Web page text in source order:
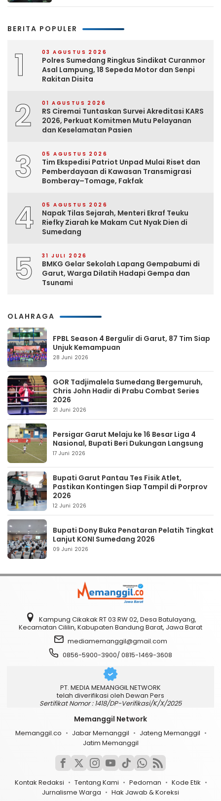
BERITA POPULER
1 03 AGUSTUS 2026
Polres Sumedang Ringkus Sindikat Curanmor
Asal Lampung, 18 Sepeda Motor dan Senpi
Rakitan Disita
2 01 AGUSTUS 2026
RS Ciremai Tuntaskan Survei Akreditasi KARS
2026, Perkuat Komitmen Mutu Pelayanan
dan Keselamatan Pasien
3 05 AGUSTUS 2026
Tim Ekspedisi Patriot Unpad Mulai Riset dan
Pemberdayaan di Kawasan Transmigrasi
Bomberay–Tomage, Fakfak
4 05 AGUSTUS 2026
Napak Tilas Sejarah, Menteri Ekraf Teuku
Riefky Ziarah ke Makam Cut Nyak Dien di
Sumedang
5 31 JULI 2026
BMKG Gelar Sekolah Lapang Gempabumi di
Garut, Warga Dilatih Hadapi Gempa dan
Tsunami
OLAHRAGA
FPBL Season 4 Bergulir di Garut, 87 Tim Siap
Unjuk Kemampuan
28 Juni 2026
GOR Tadjimalela Sumedang Bergemuruh,
Chris John Hadir di Prabu Combat Series
2026
21 Juni 2026
Persigar Garut Melaju ke 16 Besar Liga 4
Nasional, Bupati Beri Dukungan Langsung
17 Juni 2026
Bupati Garut Pantau Tes Fisik Atlet,
Pastikan Kontingen Siap Tampil di Porprov
2026
12 Juni 2026
Bupati Dony Buka Penataran Pelatih Tingkat
Lanjut KONI Sumedang 2026
09 Juni 2026
Kampung Cikakak RT 03 RW 02, Desa Batulayang,
Kecamatan Cililin, Kabupaten Bandung Barat, Jawa Barat
mediamemanggil@gmail.com
0856-5900-3900/ 0815-1469-3608
PT. MEDIA MEMANGGIL NETWORK
telah diverifikasi oleh Dewan Pers
Sertifikat Nomor : 1418/DP-Verifikasi/K/X/2025
Memanggil Network
Memanggil.co Jabar Memanggil
Jateng Memanggil
Jatim Memanggil
Kontak Redaksi Tentang Kami Pedoman
Kode Etik
Jurnalisme Warga
Hak Jawab & Koreksi